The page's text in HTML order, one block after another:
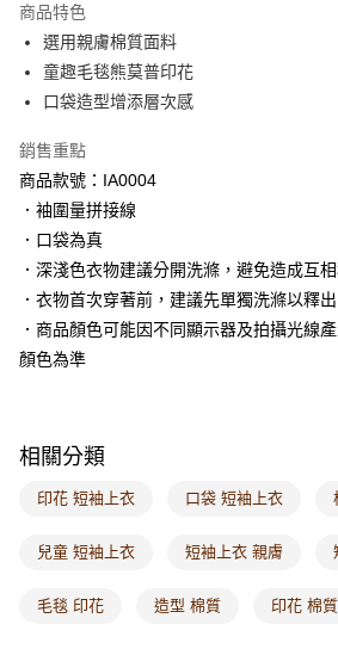
付款後萊爾富取貨
每筆NT$60，滿NT$1,000(含以上)免運費
7-11取貨付款
每筆NT$60，滿NT$1,000(含以上)免運費
付款後7-11取貨
每筆NT$60，滿NT$1,000(含以上)免運費
宅配
每筆NT$120，滿NT$1,000(含以上)免運費
付款後門市自取
每筆NT$60，滿NT$1,000(含以上)免運費
海外配送-其他亞洲地區
海外配送-歐美地區
商品特色
選用親膚棉質面料
童趣毛毯熊莫普印花
口袋造型增添層次感
銷售重點
商品款號：IA0004
．袖圍量拼接線
．口袋為真
．深淺色衣物建議分開洗滌，避免造成互
．衣物首次穿著前，建議先單獨洗滌以釋
．商品顏色可能因不同顯示器及拍攝光線
顏色為準
相關分類
印花 短袖上衣 口袋 短袖上衣
兒童 短袖上衣 短袖上衣 親膚
毛毯 印花 造型 棉質 印花 棉質